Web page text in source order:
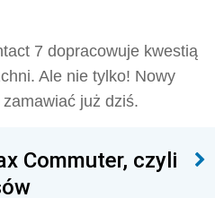
7 dopracowuje kwestią
Ale nie tylko! Nowy
już dziś.
Commuter, czyli